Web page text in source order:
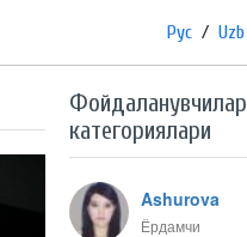
Рус / Uzb
Фойдаланувчилар
категориялари
Ashurova
Ёрдамчи